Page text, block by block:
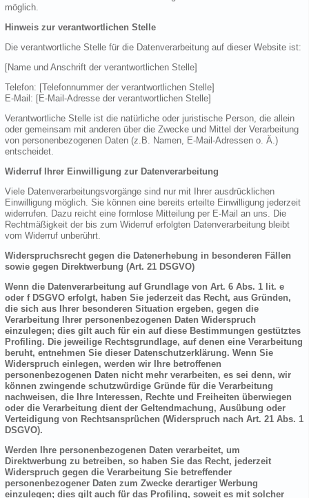
möglich.
Hinweis zur verantwortlichen Stelle
Die verantwortliche Stelle für die Datenverarbeitung auf dieser Website ist:
[Name und Anschrift der verantwortlichen Stelle]
Telefon: [Telefonnummer der verantwortlichen Stelle]
E-Mail: [E-Mail-Adresse der verantwortlichen Stelle]
Verantwortliche Stelle ist die natürliche oder juristische Person, die allein
oder gemeinsam mit anderen über die Zwecke und Mittel der Verarbeitung
von personenbezogenen Daten (z.B. Namen, E-Mail-Adressen o. Ä.)
entscheidet.
Widerruf Ihrer Einwilligung zur Datenverarbeitung
Viele Datenverarbeitungsvorgänge sind nur mit Ihrer ausdrücklichen
Einwilligung möglich. Sie können eine bereits erteilte Einwilligung jederzeit
widerrufen. Dazu reicht eine formlose Mitteilung per E-Mail an uns. Die
Rechtmäßigkeit der bis zum Widerruf erfolgten Datenverarbeitung bleibt
vom Widerruf unberührt.
Widerspruchsrecht gegen die Datenerhebung in besonderen Fällen
sowie gegen Direktwerbung (Art. 21 DSGVO)
Wenn die Datenverarbeitung auf Grundlage von Art. 6 Abs. 1 lit. e
oder f DSGVO erfolgt, haben Sie jederzeit das Recht, aus Gründen,
die sich aus Ihrer besonderen Situation ergeben, gegen die
Verarbeitung Ihrer personenbezogenen Daten Widerspruch
einzulegen; dies gilt auch für ein auf diese Bestimmungen gestütztes
Profiling. Die jeweilige Rechtsgrundlage, auf denen eine Verarbeitung
beruht, entnehmen Sie dieser Datenschutzerklärung. Wenn Sie
Widerspruch einlegen, werden wir Ihre betroffenen
personenbezogenen Daten nicht mehr verarbeiten, es sei denn, wir
können zwingende schutzwürdige Gründe für die Verarbeitung
nachweisen, die Ihre Interessen, Rechte und Freiheiten überwiegen
oder die Verarbeitung dient der Geltendmachung, Ausübung oder
Verteidigung von Rechtsansprüchen (Widerspruch nach Art. 21 Abs. 1
DSGVO).
Werden Ihre personenbezogenen Daten verarbeitet, um
Direktwerbung zu betreiben, so haben Sie das Recht, jederzeit
Widerspruch gegen die Verarbeitung Sie betreffender
personenbezogener Daten zum Zwecke derartiger Werbung
einzulegen; dies gilt auch für das Profiling, soweit es mit solcher